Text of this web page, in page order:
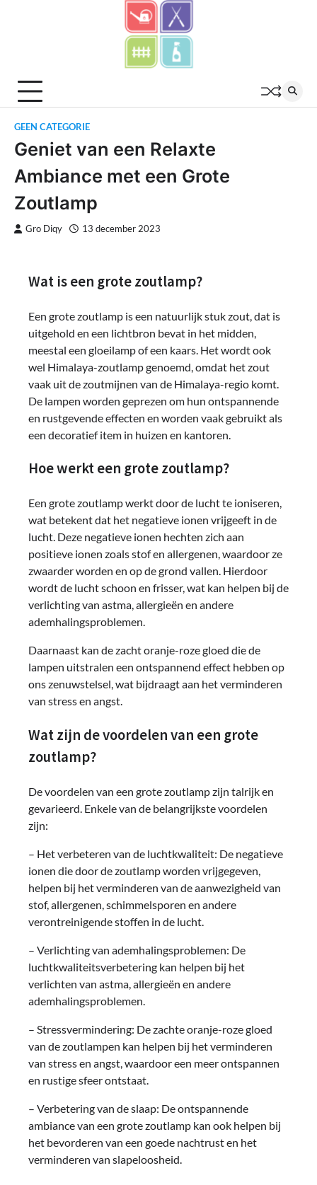
GEEN CATEGORIE
Geniet van een Relaxte
Ambiance met een Grote
Zoutlamp
Gro Diqy 13 december 2023
Wat is een grote zoutlamp?
Een grote zoutlamp is een natuurlijk stuk zout, dat is
uitgehold en een lichtbron bevat in het midden,
meestal een gloeilamp of een kaars. Het wordt ook
wel Himalaya-zoutlamp genoemd, omdat het zout
vaak uit de zoutmijnen van de Himalaya-regio komt.
De lampen worden geprezen om hun ontspannende
en rustgevende effecten en worden vaak gebruikt als
een decoratief item in huizen en kantoren.
Hoe werkt een grote zoutlamp?
Een grote zoutlamp werkt door de lucht te ioniseren,
wat betekent dat het negatieve ionen vrijgeeft in de
lucht. Deze negatieve ionen hechten zich aan
positieve ionen zoals stof en allergenen, waardoor ze
zwaarder worden en op de grond vallen. Hierdoor
wordt de lucht schoon en frisser, wat kan helpen bij de
verlichting van astma, allergieën en andere
ademhalingsproblemen.
Daarnaast kan de zacht oranje-roze gloed die de
lampen uitstralen een ontspannend effect hebben op
ons zenuwstelsel, wat bijdraagt ​​aan het verminderen
van stress en angst.
Wat zijn de voordelen van een grote
zoutlamp?
De voordelen van een grote zoutlamp zijn talrijk en
gevarieerd. Enkele van de belangrijkste voordelen
zijn:
– Het verbeteren van de luchtkwaliteit: De negatieve
ionen die door de zoutlamp worden vrijgegeven,
helpen bij het verminderen van de aanwezigheid van
stof, allergenen, schimmelsporen en andere
verontreinigende stoffen in de lucht.
– Verlichting van ademhalingsproblemen: De
luchtkwaliteitsverbetering kan helpen bij het
verlichten van astma, allergieën en andere
ademhalingsproblemen.
– Stressvermindering: De zachte oranje-roze gloed
van de zoutlampen kan helpen bij het verminderen
van stress en angst, waardoor een meer ontspannen
en rustige sfeer ontstaat.
– Verbetering van de slaap: De ontspannende
ambiance van een grote zoutlamp kan ook helpen bij
het bevorderen van een goede nachtrust en het
verminderen van slapeloosheid.